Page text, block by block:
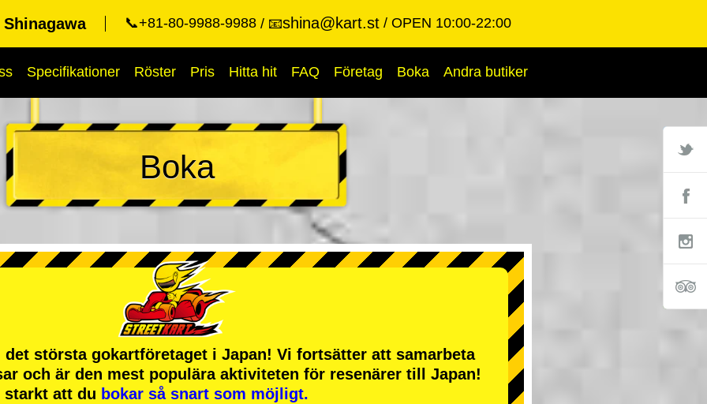
📞+81-80-9988-9988 📧shina@kart.st OPEN 10:00-22:00
Specifikationer Röster Pris Hitta hit FAQ Företag Boka Andra butiker
Boka
det största gokartföretaget i Japan! Vi fortsätter att samarbeta
och är den mest populära aktiviteten för resenärer till Japan!
starkt att du bokar så snart som möjligt.